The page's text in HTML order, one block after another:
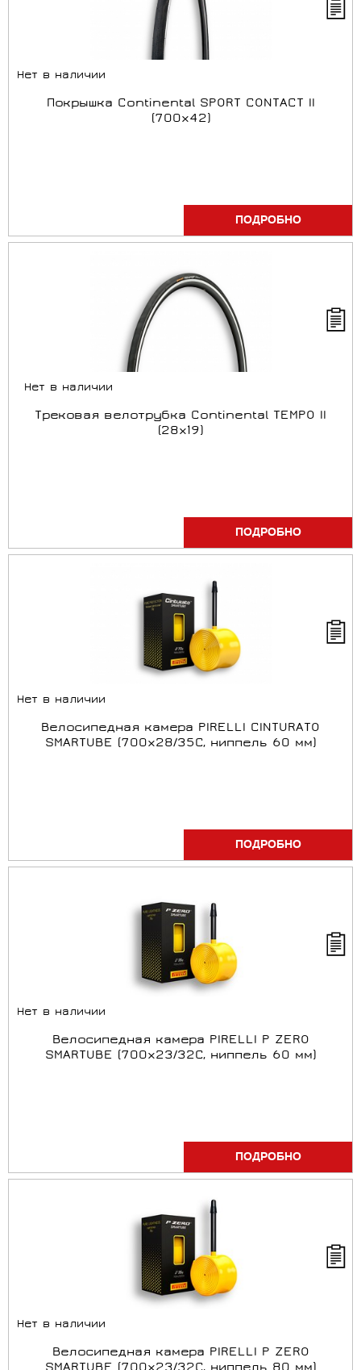
Нет в наличии
Покрышка Continental SPORT CONTACT II
(700x42)
ПОДРОБНО
Нет в наличии
Трековая велотрубка Continental TEMPO II
(28x19)
ПОДРОБНО
Нет в наличии
Велосипедная камера PIRELLI CINTURATO
SMARTUBE (700x28/35С, ниппель 60 мм)
ПОДРОБНО
Нет в наличии
Велосипедная камера PIRELLI P ZERO
SMARTUBE (700x23/32С, ниппель 60 мм)
ПОДРОБНО
Нет в наличии
Велосипедная камера PIRELLI P ZERO